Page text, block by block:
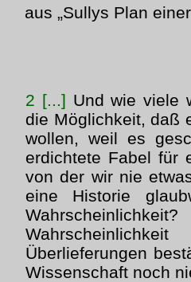
aus „Sullys Plan
2 [...] Und wie viele
die Möglichkeit, daß
wollen, weil es
erdichtete Fabel für
von der wir nie
eine Historie
Überlieferungen
Wissenschaft noch